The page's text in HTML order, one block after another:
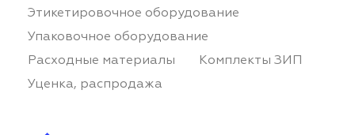
Этикетировочное оборудование
Упаковочное оборудование
Расходные материалы
Комплекты ЗИП
Уценка, распродажа